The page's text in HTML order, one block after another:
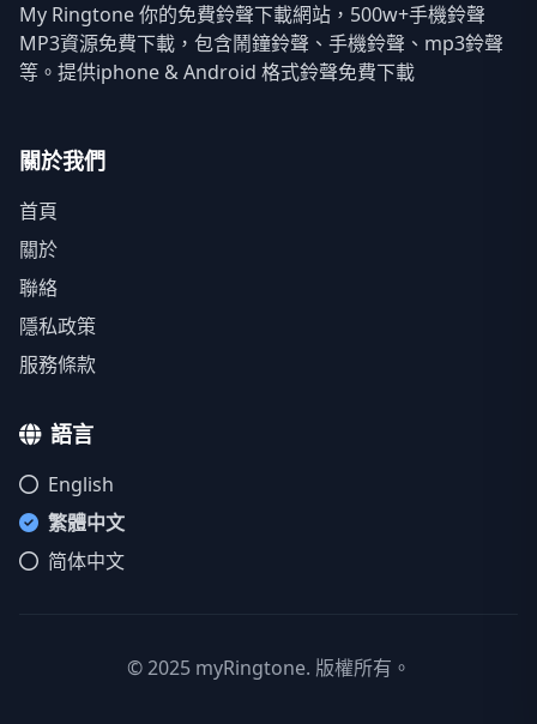
My Ringtone 你的免費鈴聲下載網站，500w+手機鈴聲
MP3資源免費下載，包含鬧鐘鈴聲、手機鈴聲、mp3鈴聲
等。提供iphone & Android 格式鈴聲免費下載
關於我們
首頁
關於
聯絡
隱私政策
服務條款
語言
English
繁體中文
简体中文
© 2025 myRingtone. 版權所有。